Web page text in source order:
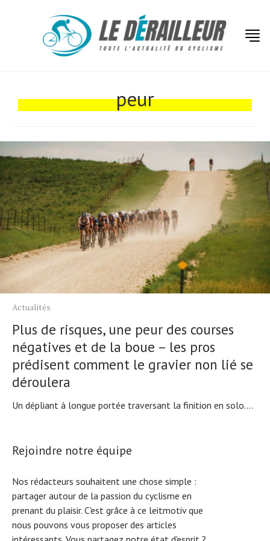
peur
Actualités
Plus de risques, une peur des courses
négatives et de la boue – les pros
prédisent comment le gravier non lié se
déroulera
Un dépliant à longue portée traversant la finition en solo....
Rejoindre notre équipe
Nos rédacteurs souhaitent une chose simple :
partager autour de la passion du cyclisme en
prenant du plaisir. C'est grâce à ce leitmotiv que
nous pouvons vous proposer des articles
Tests de produits
Tendances
Tous nos articles
À propos